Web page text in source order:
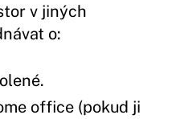
v jiných
o:
office (pokud ji